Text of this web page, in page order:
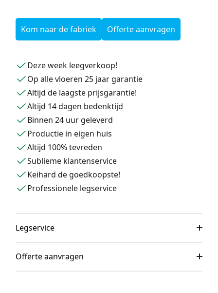
Kom naar de fabriek Offerte aanvragen
Deze week leegverkoop!
Op alle vloeren 25 jaar garantie
Altijd de laagste prijsgarantie!
Altijd 14 dagen bedenktijd
Binnen 24 uur geleverd
Productie in eigen huis
Altijd 100% tevreden
Sublieme klantenservice
Keihard de goedkoopste!
Professionele legservice
Legservice
Offerte aanvragen